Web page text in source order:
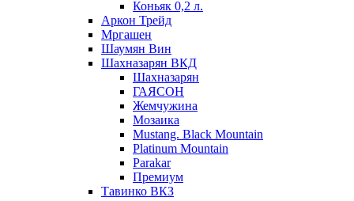
Коньяк 0,2 л.
Аркон Трейд
Мргашен
Шаумян Вин
Шахназарян ВКД
Шахназарян
ГАЯСОН
Жемчужина
Мозаика
Mustang. Black Mountain
Platinum Mountain
Parakar
Премиум
Тавинко ВКЗ